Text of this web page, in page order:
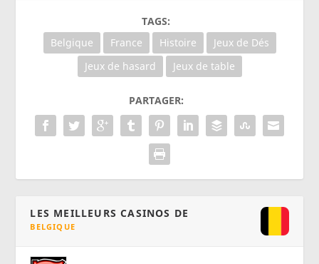
TAGS:
Belgique
France Histoire
Jeux de Dés
Jeux de hasard
Jeux de table
PARTAGER:
LES MEILLEURS CASINOS DE
BELGIQUE